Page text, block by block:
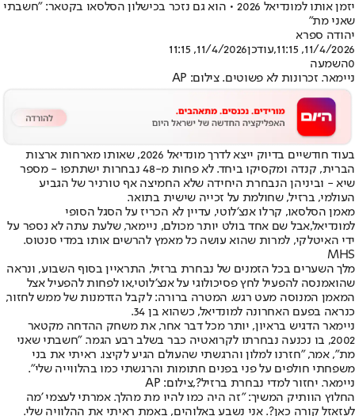
יזמן אותו למונדיאל 2026 • הוא גם נזכר בכישלון הסלסאו בקטאר: "חשבתי
שאני מת"
יהודה ספרא
11/4/2026, 11:15
,עודכן11/4/2026, 11:15
0השמעה
ניימאר. זכרונות לא פשוטים. צילום: AP
בעוד חודשיים בדיוק ייצא לדרך מונדיאל 2026, שאותו מארחות ארצות
הברית, קנדה ומקסיקו ביחד. לא פחות מ-48 נבחרות ישתתפו - מספר
שיא - וביניהן הנבחרת היחידה שלא החמיצה אף טורניר של הגביע
העולמי, ברזיל, שחולמת על זכייה שישית בתואר.
מאמן הסלסאו, קרלו אנצ'לוטי, עדיין לא הכריז על הסגל הסופי
למונדיאל,אבל שם אחד בולט יותר מכולם, ניימאר, שלעת עתה לא נספר על
ידי האיטלקי, למרות שהוא עושה כל מאמץ להרשים אותו במדי סנטוס.
MHS
מלך השערים בכל הזמנים של נבחרת ברזיל, התראיין בסוף השבוע, ונראה
שהואמנסה להפעיל לחץ פסיכולוגי על אנצ'לוטי,או לפחות להפעיל אצל
המאמן המנוסה מעט רגש. המטרה ברורה: לקבל הזדמנות של ממש לחזור,
כנראה בפעם האחרונה למונדיאל, כשהוא בן 34.
ניימאר הדגיש בראיון, יותר מכל דבר אחר, את משחק ההדחה מקטאר
2002, בו נכנעה נבחרתו לקרואטיה כבר בשלב רבע הגמר. "חשבתי שאני
מת", אמר, "חזרנו למלון והרגשתי שהעולם הגיע לקיצו. ראיתי את בני
משפחתי חולפים על פני בפנים חתומות והרגשתי כמו בהלווייה שלי".
ניימאר. יחזור למדי נבחרת ברזיל?,צילום: AP
החלוץ הוותיק המשיך: "זה היה כמו להיו מת מהלך. אמרתי לעצמי 'מה
לעזאזל קורה כאן?. אני נשבע באלוהים, באמת ראיתי את ההלוויה שלי.